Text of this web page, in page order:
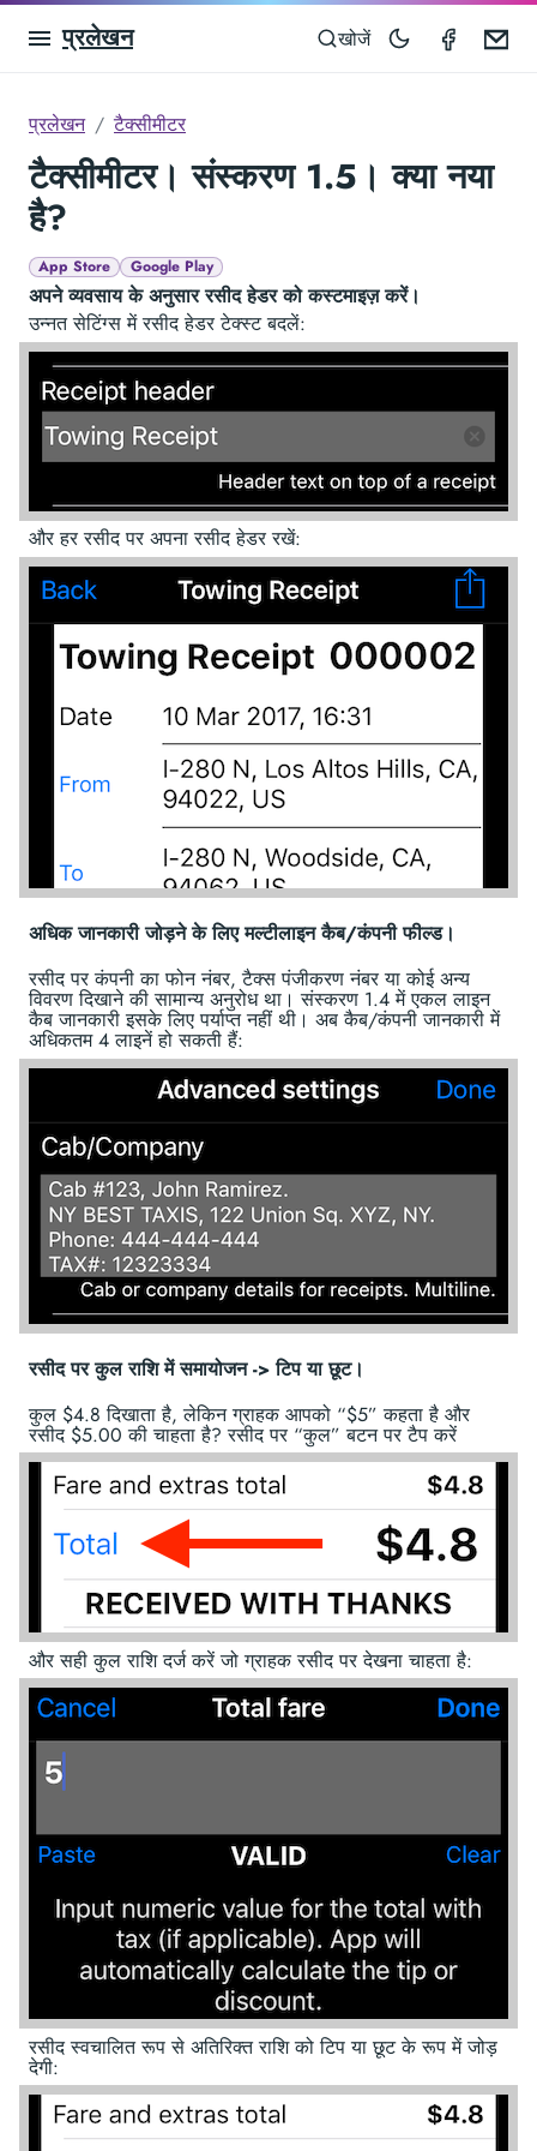
प्रलेखन खोजें
प्रलेखन टैक्सीमीटर
टैक्सीमीटर। संस्करण 1.5। क्या नया
है?
App Store Google Play
अपने व्यवसाय के अनुसार रसीद हेडर को कस्टमाइज़ करें।
उन्नत सेटिंग्स में रसीद हेडर टेक्स्ट बदलें:
और हर रसीद पर अपना रसीद हेडर रखें:
अधिक जानकारी जोड़ने के लिए मल्टीलाइन कैब/कंपनी फील्ड।
रसीद पर कंपनी का फोन नंबर, टैक्स पंजीकरण नंबर या कोई अन्य
विवरण दिखाने की सामान्य अनुरोध था। संस्करण 1.4 में एकल लाइन
कैब जानकारी इसके लिए पर्याप्त नहीं थी। अब कैब/कंपनी जानकारी में
अधिकतम 4 लाइनें हो सकती हैं:
रसीद पर कुल राशि में समायोजन -> टिप या छूट।
कुल $4.8 दिखाता है, लेकिन ग्राहक आपको “$5” कहता है और
रसीद $5.00 की चाहता है? रसीद पर “कुल” बटन पर टैप करें
और सही कुल राशि दर्ज करें जो ग्राहक रसीद पर देखना चाहता है:
रसीद स्वचालित रूप से अतिरिक्त राशि को टिप या छूट के रूप में जोड़
देगी: